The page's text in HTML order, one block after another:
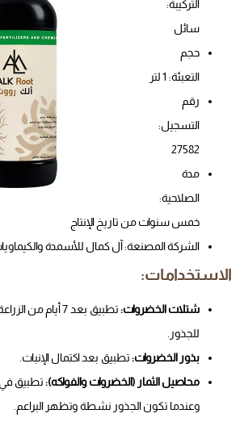
التركيبة:
سائل
حجم
التعبئة: 1 لتر
رقم
التسجيل:
27582
مدة
الصلاحية:
خمس سنوات من تاريخ الإنتاج
الشركة المصنعة: آل كمال للأسمدة
الاستخدامات:
شتلات الخضروات:
تطبيق بعد 7 أيام
للجذور.
بذور الخضروات:تطبيق بعد اكتمال الإنبات.
محاصيل الثمار (الخضروات والفواكه):تطبيق في
وعندما تكون الجذور نشطة وتظهر البراعم.